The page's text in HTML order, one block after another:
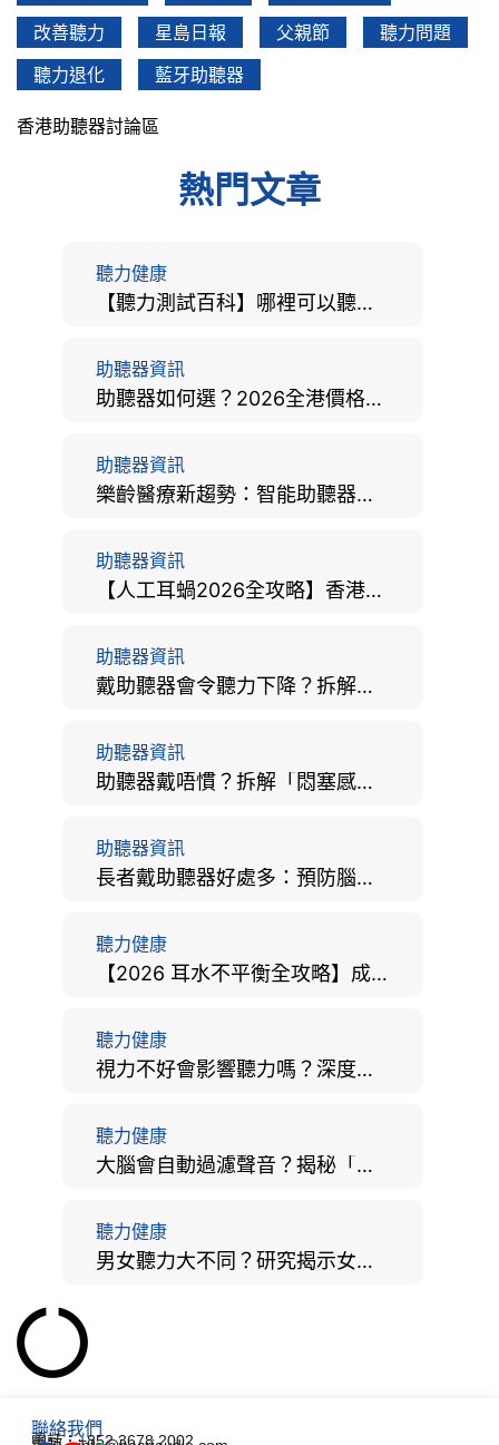
改善聽力
星島日報 父親節
聽力問題
聽力退化
藍牙助聽器
香港助聽器討論區
熱門文章
聽力健康
【聽力測試百科】哪裡可以聽力檢查？費用、標準、流程、在家聽力檢測與iPhone測試全攻略
助聽器資訊
助聽器如何選？2026全港價格比較、款式分析及老人選購全攻略
助聽器資訊
樂齡醫療新趨勢：智能助聽器結合 AI 眼底相機，如何全方位守護長者健康？
助聽器資訊
【人工耳蝸2026全攻略】香港手術費用、原理與副作用評估！
助聽器資訊
戴助聽器會令聽力下降？拆解越戴越聾迷思與聽覺剝奪真相
助聽器資訊
助聽器戴唔慣？拆解「悶塞感」成因、堵耳效應與 4 週適應期全攻略
助聽器資訊
長者戴助聽器好處多：預防腦退化、9大誤區破解及家屬陪伴全手冊
聽力健康
【2026 耳水不平衡全攻略】成因、病徵、治療及改善方法
聽力健康
視力不好會影響聽力嗎？深度拆解大腦「眼耳並用」的科學秘密
聽力健康
大腦會自動過濾聲音？揭秘「聽覺注意」機制與聽力健康的深層關係
聽力健康
男女聽力大不同？研究揭示女性聽覺更靈敏！為何男性更易聽力損失？
聯絡我們
電話：+852 3678 2002